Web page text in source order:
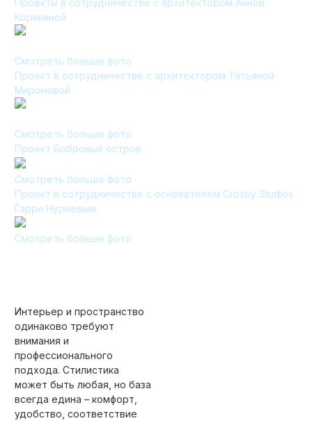
Проекты в сотрудничестве с архитектором Анной
Корякиной
Смотреть больше фото
Проект в сотрудничестве с архитектором Татьяной
Мироновой
Смотреть больше фото
Проект Бобровый остров
Смотреть больше фото
Проект в сотрудничестве с основателем Crosby Studios
Гарри Нуриевым
Смотреть больше фото
Интерьер и пространство
одинаково требуют
внимания и
профессионального
подхода. Стилистика
может быть любая, но база
всегда едина – комфорт,
удобство, соответствие